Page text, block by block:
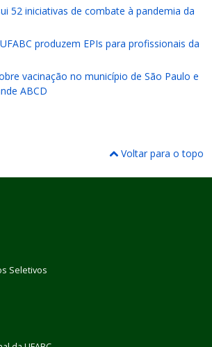
52 iniciativas de combate à pandemia da
produzem EPIs para profissionais da
vacinação no município de São Paulo e
ABCD
Voltar para o topo
Seletivos